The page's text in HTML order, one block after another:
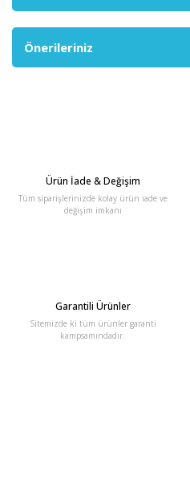
Önerileriniz
Ürün İade & Değişim
Tüm siparişlerinizde kolay ürün iade ve
değişim imkanı
Garantili Ürünler
Sitemizde ki tüm ürünler garanti
kampsamındadır.